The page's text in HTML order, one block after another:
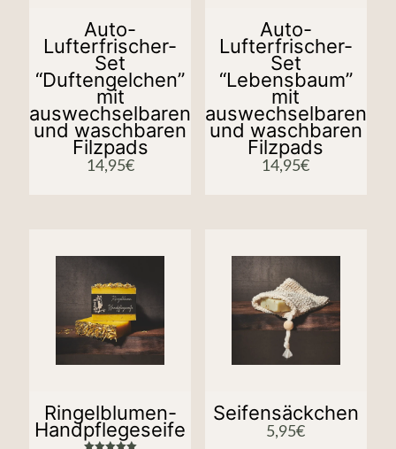
Auto-
Lufterfrischer-
Set
“Duftengelchen”
mit
auswechselbaren
und waschbaren
Filzpads
14,95€
Auto-
Lufterfrischer-
Set
“Lebensbaum”
mit
auswechselbaren
und waschbaren
Filzpads
14,95€
Ringelblumen-
Handpflegeseife
Seifensäckchen
5,95€